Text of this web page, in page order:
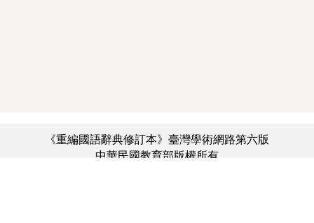
《重編國語辭典修訂本》臺灣學術網路第六版
中華民國教育部版權所有